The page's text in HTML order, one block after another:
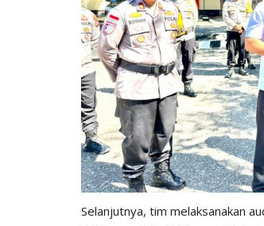
Selanjutnya, tim melaksanakan
1621
POHON KASUARI
MIOBAR
Humas Polres Timor Tengah